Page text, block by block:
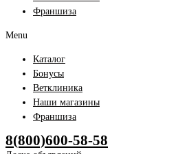
Франшиза
Menu
Каталог
Бонусы
Ветклиника
Наши магазины
Франшиза
8(800)600-58-58